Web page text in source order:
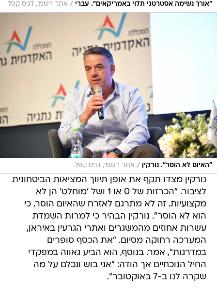
"אורך נשימה אסטרטגי תלוי באמריקאים". עברי / אתר רשמי, דניס קפל
"האיום לא הוסר". נורקין / אתר רשמי, דניס קפל
נורקין מצדו תקף את אופן תיווך המציאות הביטחונית
לציבור. "הכרזות של 0 או 1 ושל 'מוחלט' הן לא
מקצועיות. זה לא מתרגם לאזרח שהאיום הוסר, כי
הוא לא הוסר". נורקין הבהיר כי למרות השמדת
עשרות אחוזים מהמשגרים ואתרי הגרעין באיראן,
המערכה רחוקה מסיום. "את הכסף סופרים
במדרגות", אמר. בנוסף, הוא הביע גאווה במפקדי
החיל הנוכחיים אך הודה: "אני בוש ונכלם על מה
שקרה לנו ב-7 באוקטובר".